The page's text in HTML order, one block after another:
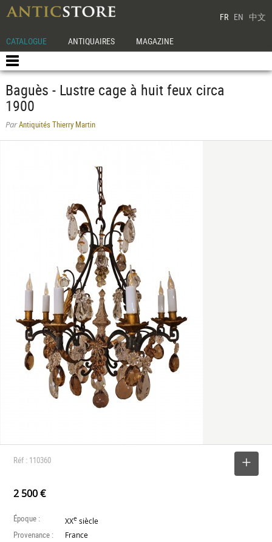
FR EN 中文
CATALOGUE ANTIQUAIRES MAGAZINE
Baguès - Lustre cage à huit feux circa
1900
ParAntiquités Thierry Martin
Réf : 110360
2 500 €
Époque : XXe siècle
Provenance : France